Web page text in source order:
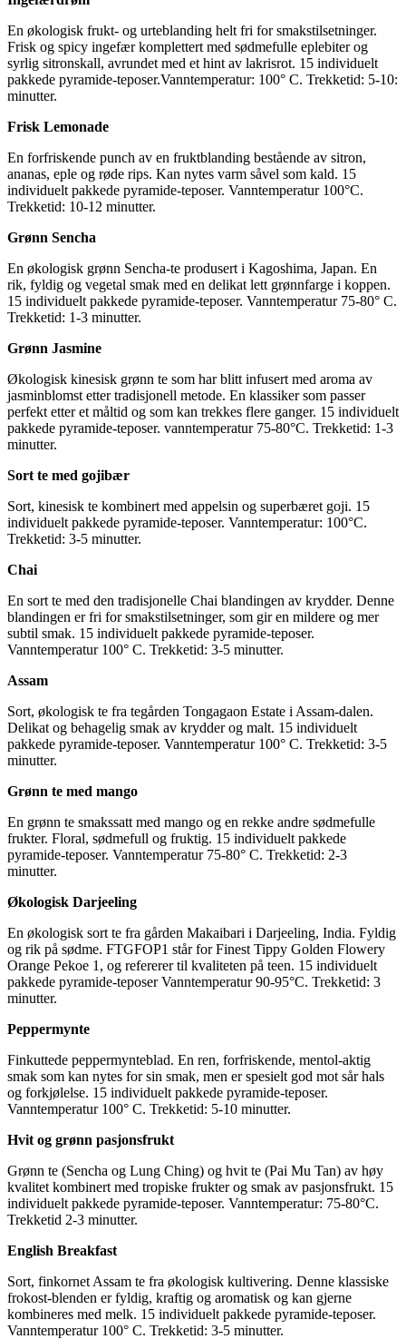
En økologisk frukt- og urteblanding helt fri for smakstilsetninger.
Frisk og spicy ingefær komplettert med sødmefulle eplebiter og
syrlig sitronskall, avrundet med et hint av lakrisrot. 15 individuelt
pakkede pyramide-teposer.Vanntemperatur: 100° C. Trekketid: 5-10:
minutter.
Frisk Lemonade
En forfriskende punch av en fruktblanding bestående av sitron,
ananas, eple og røde rips. Kan nytes varm såvel som kald. 15
individuelt pakkede pyramide-teposer. Vanntemperatur 100°C.
Trekketid: 10-12 minutter.
Grønn Sencha
En økologisk grønn Sencha-te produsert i Kagoshima, Japan. En
rik, fyldig og vegetal smak med en delikat lett grønnfarge i koppen.
15 individuelt pakkede pyramide-teposer. Vanntemperatur 75-80° C.
Trekketid: 1-3 minutter.
Grønn Jasmine
Økologisk kinesisk grønn te som har blitt infusert med aroma av
jasminblomst etter tradisjonell metode. En klassiker som passer
perfekt etter et måltid og som kan trekkes flere ganger. 15 individuelt
pakkede pyramide-teposer. vanntemperatur 75-80°C. Trekketid: 1-3
minutter.
Sort te med gojibær
Sort, kinesisk te kombinert med appelsin og superbæret goji. 15
individuelt pakkede pyramide-teposer. Vanntemperatur: 100°C.
Trekketid: 3-5 minutter.
Chai
En sort te med den tradisjonelle Chai blandingen av krydder. Denne
blandingen er fri for smakstilsetninger, som gir en mildere og mer
subtil smak. 15 individuelt pakkede pyramide-teposer.
Vanntemperatur 100° C. Trekketid: 3-5 minutter.
Assam
Sort, økologisk te fra tegården Tongagaon Estate i Assam-dalen.
Delikat og behagelig smak av krydder og malt. 15 individuelt
pakkede pyramide-teposer. Vanntemperatur 100° C. Trekketid: 3-5
minutter.
Grønn te med mango
En grønn te smakssatt med mango og en rekke andre sødmefulle
frukter. Floral, sødmefull og fruktig. 15 individuelt pakkede
pyramide-teposer. Vanntemperatur 75-80° C. Trekketid: 2-3
minutter.
Økologisk Darjeeling
En økologisk sort te fra gården Makaibari i Darjeeling, India. Fyldig
og rik på sødme. FTGFOP1 står for Finest Tippy Golden Flowery
Orange Pekoe 1, og refererer til kvaliteten på teen. 15 individuelt
pakkede pyramide-teposer Vanntemperatur 90-95°C. Trekketid: 3
minutter.
Peppermynte
Finkuttede peppermynteblad. En ren, forfriskende, mentol-aktig
smak som kan nytes for sin smak, men er spesielt god mot sår hals
og forkjølelse. 15 individuelt pakkede pyramide-teposer.
Vanntemperatur 100° C. Trekketid: 5-10 minutter.
Hvit og grønn pasjonsfrukt
Grønn te (Sencha og Lung Ching) og hvit te (Pai Mu Tan) av høy
kvalitet kombinert med tropiske frukter og smak av pasjonsfrukt. 15
individuelt pakkede pyramide-teposer. Vanntemperatur: 75-80°C.
Trekketid 2-3 minutter.
English Breakfast
Sort, finkornet Assam te fra økologisk kultivering. Denne klassiske
frokost-blenden er fyldig, kraftig og aromatisk og kan gjerne
kombineres med melk. 15 individuelt pakkede pyramide-teposer.
Vanntemperatur 100° C. Trekketid: 3-5 minutter.